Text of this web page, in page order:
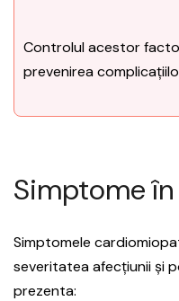
Controlul acestor
prevenirea
Simptome
Simptomele
severitatea afecțiunii și
prezenta: